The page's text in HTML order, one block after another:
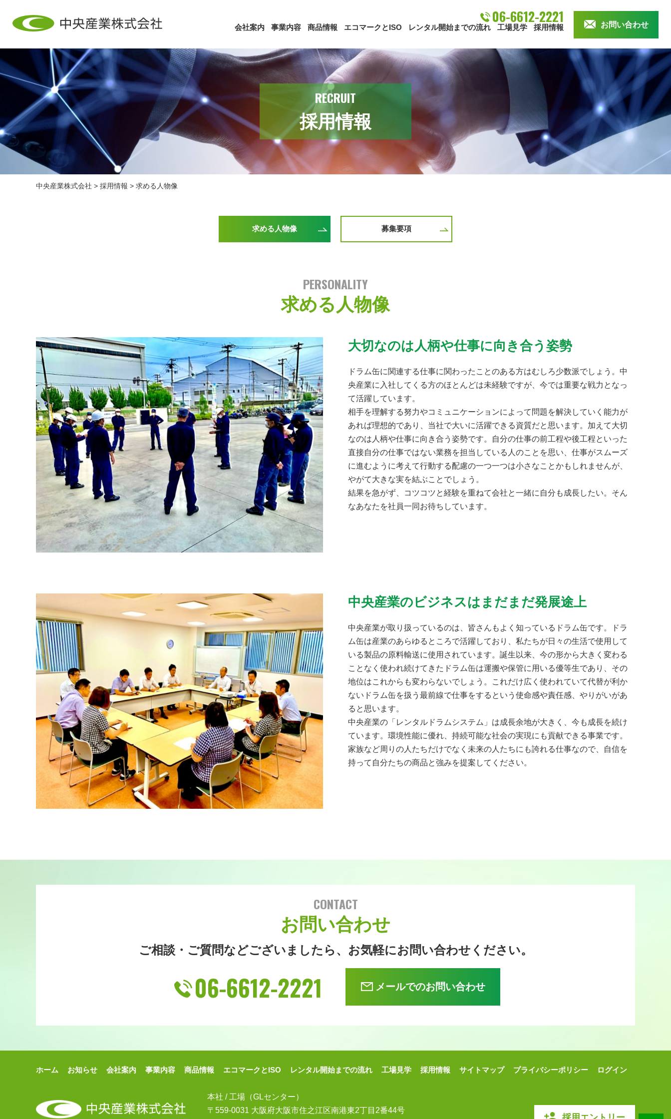
お問い合わせ
06-6612-2221
会社案内 事業内容 商品情報 エコマークとISO レンタル開始までの流れ 工場見学 採用情報
RECRUIT
採用情報
中央産業株式会社 > 採用情報 > 求める人物像
求める人物像 募集要項
PERSONALITY
求める人物像
大切なのは人柄や仕事に向き合う姿勢
ドラム缶に関連する仕事に関わったことのある方はむしろ少数派でしょう。中
央産業に入社してくる方のほとんどは未経験ですが、今では重要な戦力となっ
て活躍しています。
相手を理解する努力やコミュニケーションによって問題を解決していく能力が
あれば理想的であり、当社で大いに活躍できる資質だと思います。加えて大切
なのは人柄や仕事に向き合う姿勢です。自分の仕事の前工程や後工程といった
直接自分の仕事ではない業務を担当している人のことを思い、仕事がスムーズ
に進むように考えて行動する配慮の一つ一つは小さなことかもしれませんが、
やがて大きな実を結ぶことでしょう。
結果を急がず、コツコツと経験を重ねて会社と一緒に自分も成長したい。そん
なあなたを社員一同お待ちしています。
中央産業のビジネスはまだまだ発展途上
中央産業が取り扱っているのは、皆さんもよく知っているドラム缶です。ドラ
ム缶は産業のあらゆるところで活躍しており、私たちが日々の生活で使用して
いる製品の原料輸送に使用されています。誕生以来、今の形から大きく変わる
ことなく使われ続けてきたドラム缶は運搬や保管に用いる優等生であり、その
地位はこれからも変わらないでしょう。これだけ広く使われていて代替が利か
ないドラム缶を扱う最前線で仕事をするという使命感や責任感、やりがいがあ
ると思います。
中央産業の「レンタルドラムシステム」は成長余地が大きく、今も成長を続け
ています。環境性能に優れ、持続可能な社会の実現にも貢献できる事業です。
家族など周りの人たちだけでなく未来の人たちにも誇れる仕事なので、自信を
持って自分たちの商品と強みを提案してください。
CONTACT
お問い合わせ
ご相談・ご質問などございましたら、 お気軽にお問い合わせください。
06-6612-2221 メールでのお問い合わせ
ホーム お知らせ 会社案内 事業内容 商品情報 エコマークとISO レンタル開始までの流れ 工場見学 採用情報 サイトマップ プライバシーポリシー ログイン
本社 / 工場（GLセンター）
〒559-0031 大阪府大阪市住之江区南港東2丁目2番44号